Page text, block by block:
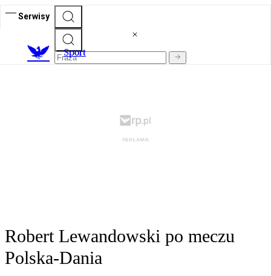
Serwisy
Sport
Robert Lewandowski po meczu
Polska-Dania